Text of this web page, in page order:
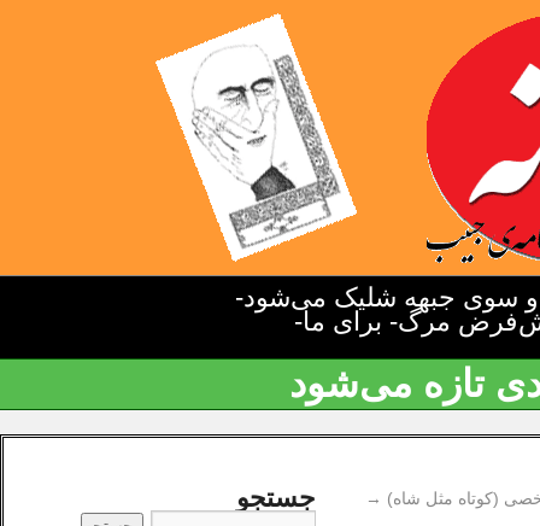
سوی جبهه شلیک می‌شود-
مرگ- برای ما-
تازه می‌شود
(‌کوتاه مثل شاه‌) → جستجو